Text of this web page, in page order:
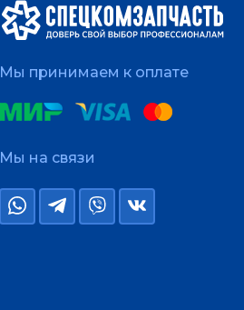
Мы принимаем к оплате
Мы на связи